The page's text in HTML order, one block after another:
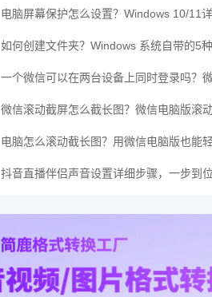
电脑屏幕保护怎么设置？Windows 10/11
如何创建文件夹？Windows 系统自带的5
一个微信可以在两台设备上同时登录吗？
微信滚动截屏怎么截长图？微信电脑版滚
电脑怎么滚动截长图？用微信电脑版也能
抖音直播伴侣声音设置详细步骤，一步到